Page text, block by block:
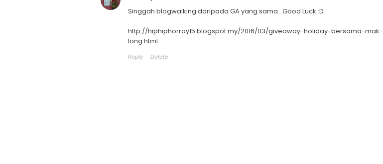
Singgah blogwalking daripada GA yang sama.. Good Luck :D
http://hiphiphorray15.blogspot.my/2016/03/giveaway-holiday-bersama-mak-
long.html
Reply Delete